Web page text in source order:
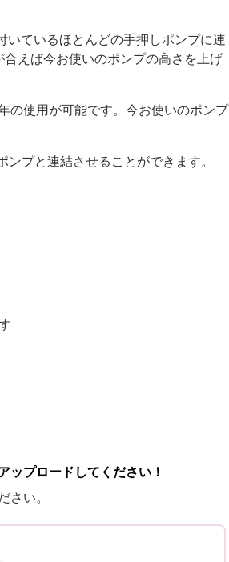
ているほとんどの手押しポンプに連
えば今お使いのポンプの高さを上げ
使用が可能です。今お使いのポンプ
プと連結させることができます。
ップロードしてください！
い。